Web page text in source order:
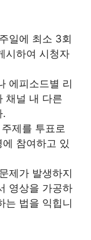
일에 최소 3회
시하여 시청자
에피소드별 리
채널 내 다른
.
제를 투표로
참여하고 있
제가 발생하지
영상을 가공하
는 법을 익힙니